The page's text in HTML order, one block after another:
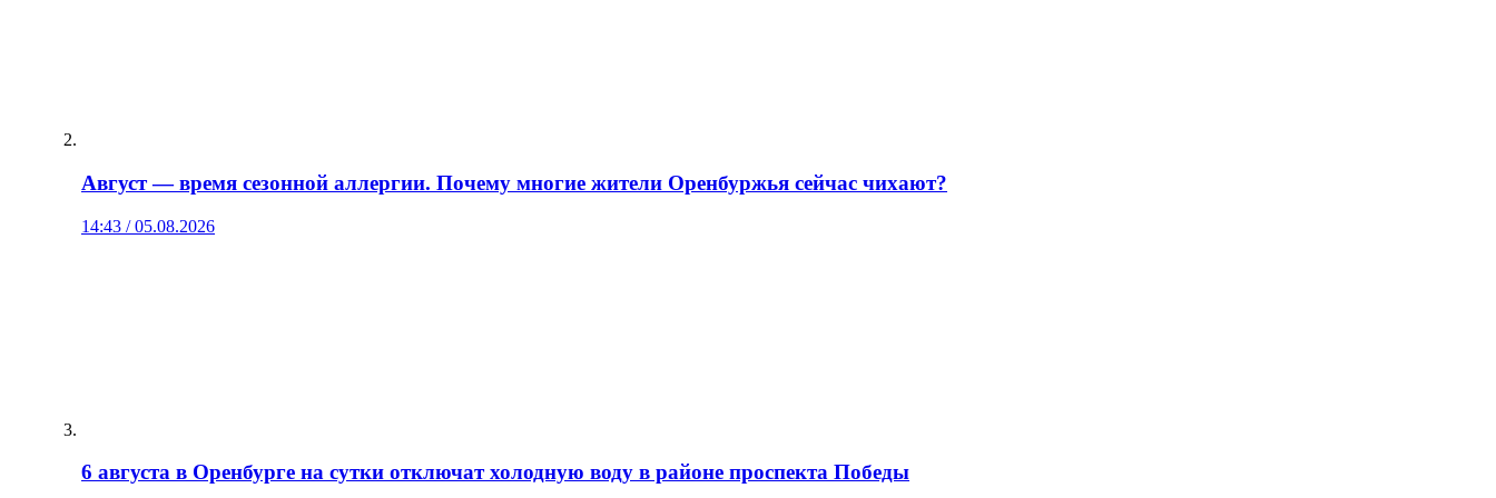
Август — время сезонной аллергии. Почему многие жители Оренбуржья сейчас чихают?
14:43 / 05.08.2026
6 августа в Оренбурге на сутки отключат холодную воду в районе проспекта Победы